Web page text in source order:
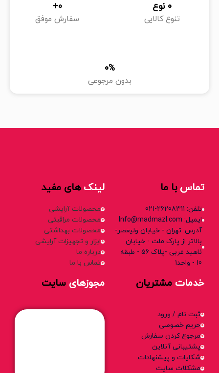
تنوع کالایی
0 نوع
سفارش موفق
0
+
بدون مرجوعی
%
0
تماسبا ما
تلفن: 26208311-021
ایمیل: Info@madmazl.com
آدرس: تهران - خیابان ولیعصر-
بالاتر از پارک ملت - خیابان
ناهید غربی -پلاک 56 - طبقه
10 - واحد1
لینک های مفید
محصولات آرایشی
محصولات مراقبتی
محصولات بهداشتی
ابزار و تجهیزات آرایشی
درباره ما
تماس با ما
خدمات مشتریان
ثبت نام / ورود
حریم خصوصی
مرجوع کردن سفارش
پشتیبانی آنلاین
شکایات و پیشنهادات
مشکلات سایت
مجوزهای سایت